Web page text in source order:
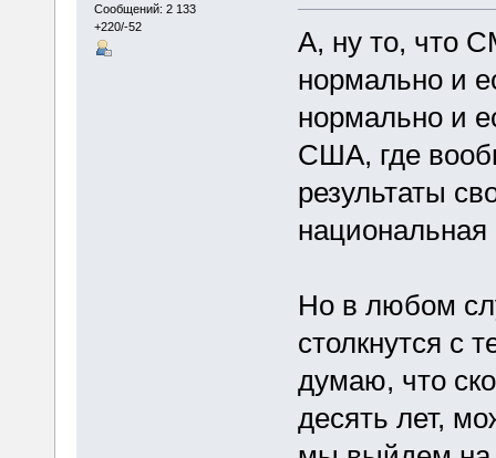
Сообщений: 2 133
+220/-52
А, ну то, что
нормально и
нормально и
США, где
результаты
национальная
Но в любом
столкнутся с
думаю, что
десять лет,